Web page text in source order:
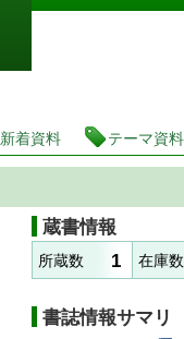
図書館 蔵書
新着資料 テーマ資料
蔵書情報
所蔵数 1 在庫数
書誌情報サマリ